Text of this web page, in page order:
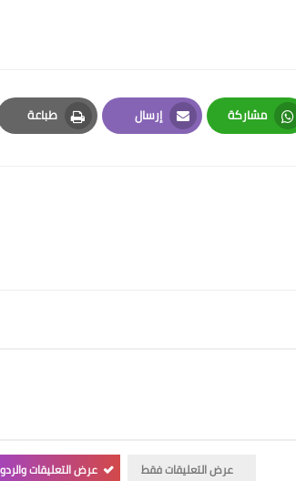
مشاركة
Whatsapp
إرسال
Email
طباعة
Print
عرض التعليقات فقط عرض التعليقات